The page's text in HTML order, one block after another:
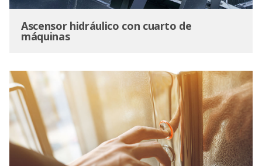
Ascensor hidráulico con cuarto de
máquinas